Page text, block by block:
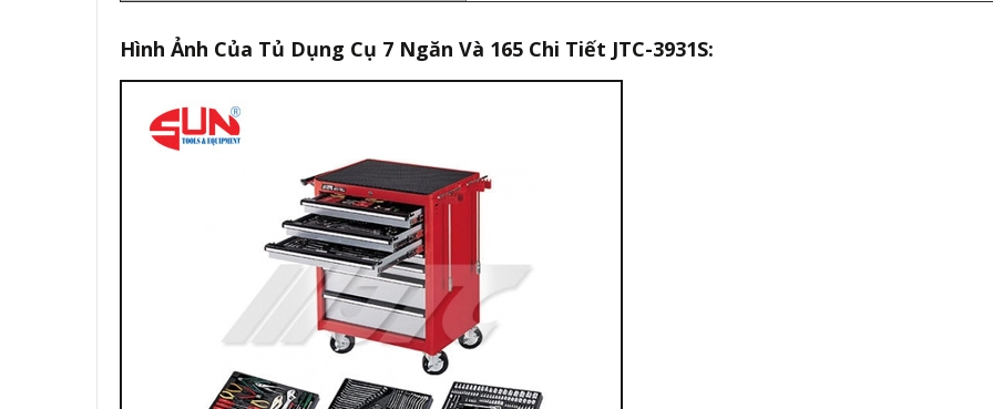
Hình Ảnh Của Tủ Dụng Cụ 7 Ngăn Và 165 Chi Tiết JTC-3931S: